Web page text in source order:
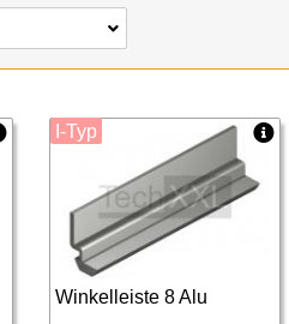
Winkelleiste 8 Alu
I-Typ